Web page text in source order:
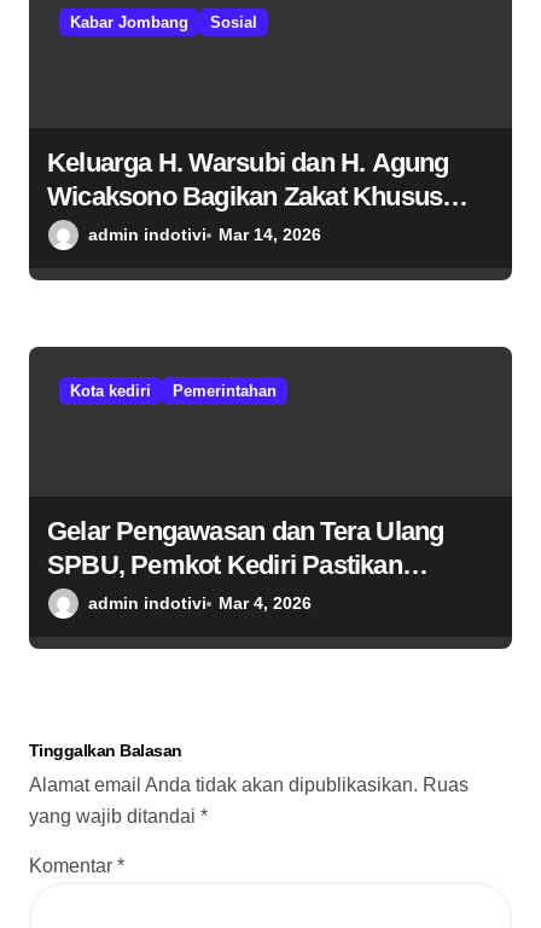
Kabar Jombang Sosial
Keluarga H. Warsubi dan H. Agung
Wicaksono Bagikan Zakat Khusus
Tukang Becak
admin indotivi Mar 14, 2026
Kota kediri Pemerintahan
Gelar Pengawasan dan Tera Ulang
SPBU, Pemkot Kediri Pastikan
Takaran, Kualitas BBM Aman dan Tak
admin indotivi Mar 4, 2026
Tinggalkan Balasan
Alamat email Anda tidak akan dipublikasikan. Ruas
yang wajib ditandai *
Komentar *